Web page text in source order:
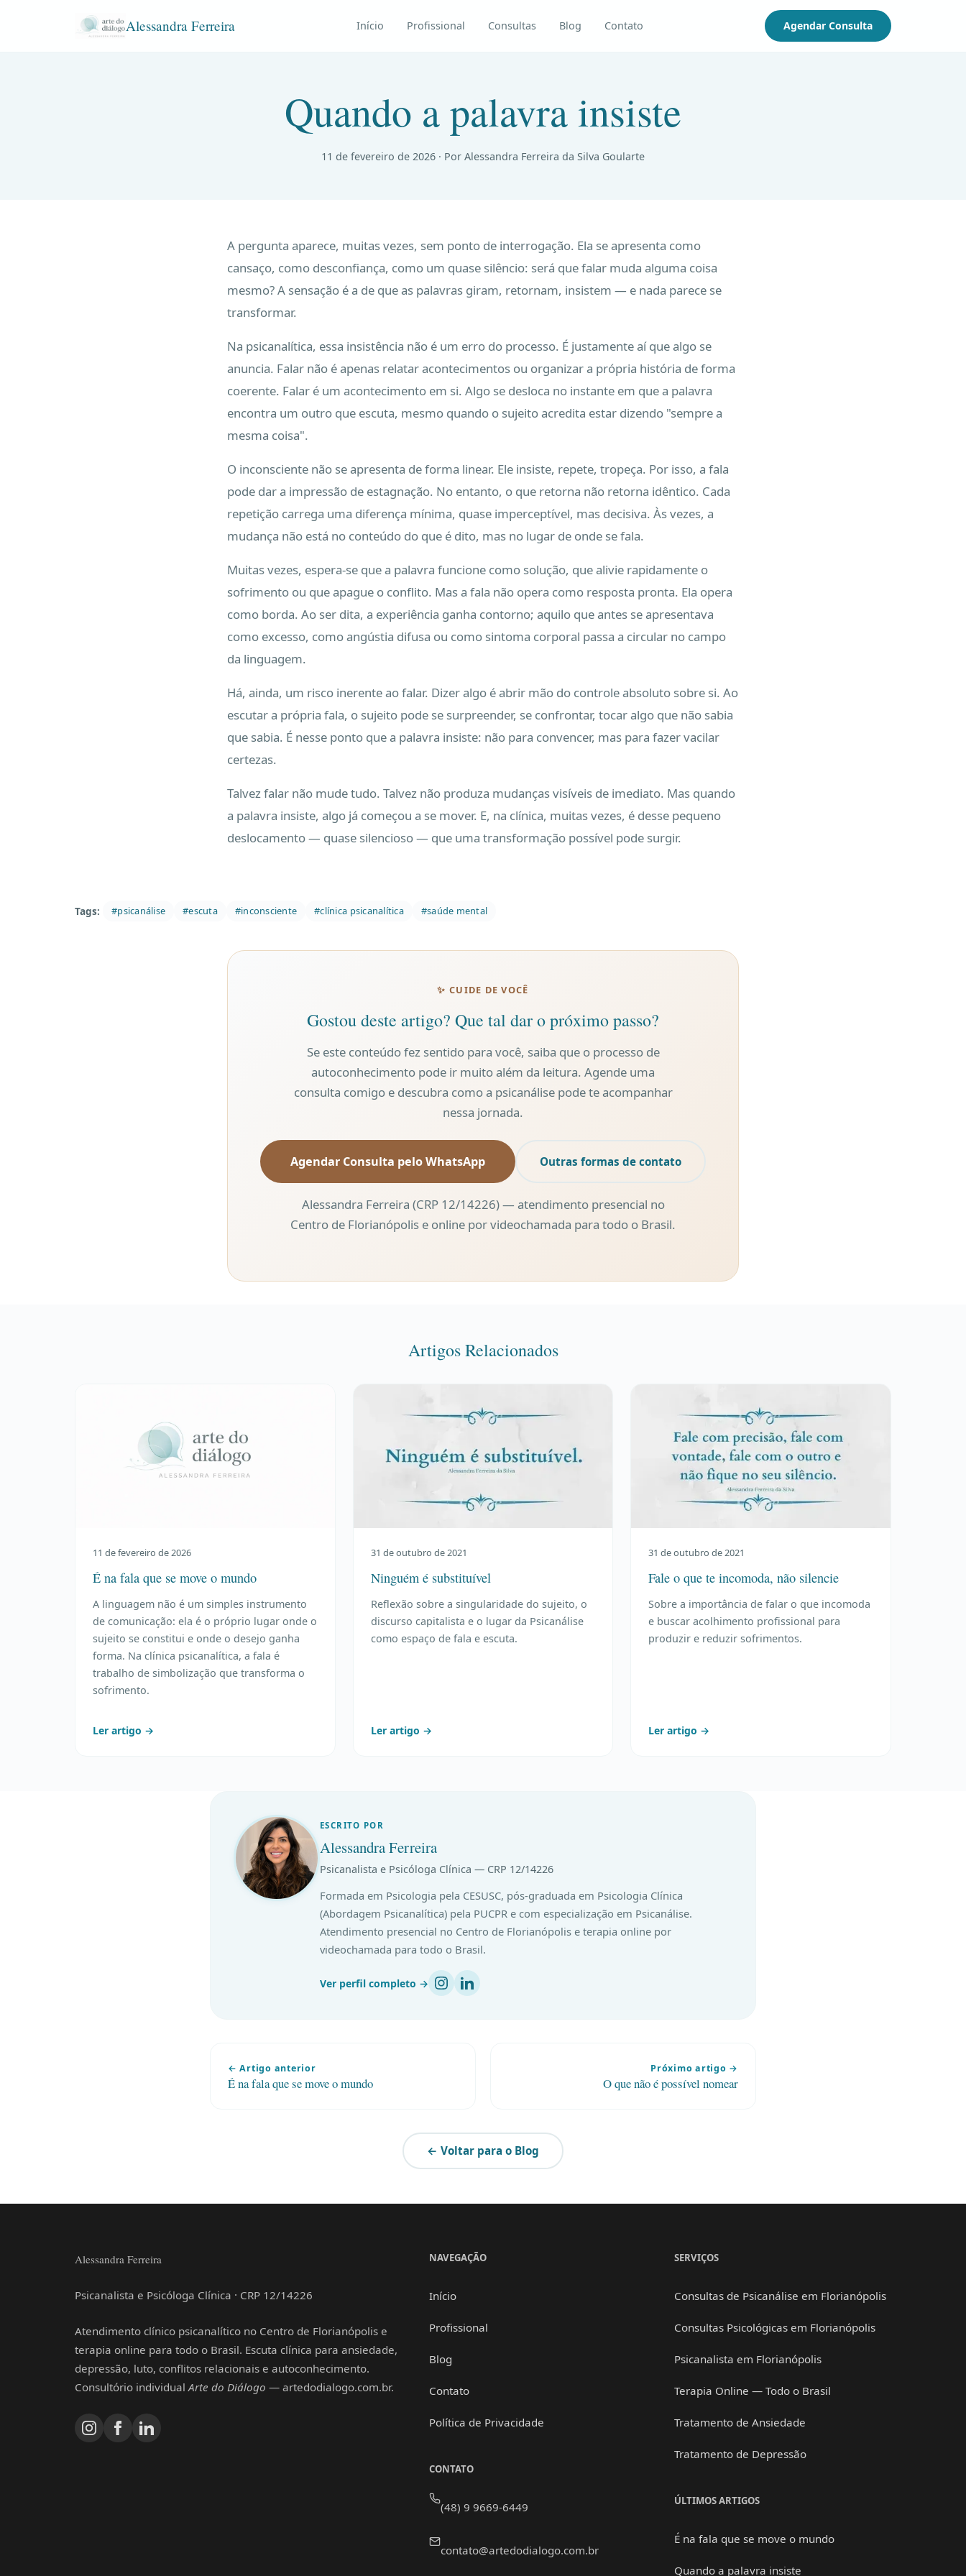
Alessandra Ferreira Início Profissional Consultas Blog Contato Agendar Consulta
Quando a palavra insiste
11 de fevereiro de 2026 · Por Alessandra Ferreira da Silva Goularte
A pergunta aparece, muitas vezes, sem ponto de interrogação. Ela se apresenta como
cansaço, como desconfiança, como um quase silêncio: será que falar muda alguma coisa
mesmo? A sensação é a de que as palavras giram, retornam, insistem — e nada parece se
transformar.
Na psicanalítica, essa insistência não é um erro do processo. É justamente aí que algo se
anuncia. Falar não é apenas relatar acontecimentos ou organizar a própria história de forma
coerente. Falar é um acontecimento em si. Algo se desloca no instante em que a palavra
encontra um outro que escuta, mesmo quando o sujeito acredita estar dizendo "sempre a
mesma coisa".
O inconsciente não se apresenta de forma linear. Ele insiste, repete, tropeça. Por isso, a fala
pode dar a impressão de estagnação. No entanto, o que retorna não retorna idêntico. Cada
repetição carrega uma diferença mínima, quase imperceptível, mas decisiva. Às vezes, a
mudança não está no conteúdo do que é dito, mas no lugar de onde se fala.
Muitas vezes, espera-se que a palavra funcione como solução, que alivie rapidamente o
sofrimento ou que apague o conflito. Mas a fala não opera como resposta pronta. Ela opera
como borda. Ao ser dita, a experiência ganha contorno; aquilo que antes se apresentava
como excesso, como angústia difusa ou como sintoma corporal passa a circular no campo
da linguagem.
Há, ainda, um risco inerente ao falar. Dizer algo é abrir mão do controle absoluto sobre si. Ao
escutar a própria fala, o sujeito pode se surpreender, se confrontar, tocar algo que não sabia
que sabia. É nesse ponto que a palavra insiste: não para convencer, mas para fazer vacilar
certezas.
Talvez falar não mude tudo. Talvez não produza mudanças visíveis de imediato. Mas quando
a palavra insiste, algo já começou a se mover. E, na clínica, muitas vezes, é desse pequeno
deslocamento — quase silencioso — que uma transformação possível pode surgir.
Tags: #psicanálise #escuta #inconsciente #clínica psicanalítica #saúde mental
✨ CUIDE DE VOCÊ
Gostou deste artigo? Que tal dar o próximo passo?
Se este conteúdo fez sentido para você, saiba que o processo de
autoconhecimento pode ir muito além da leitura. Agende uma
consulta comigo e descubra como a psicanálise pode te acompanhar
nessa jornada.
Agendar Consulta pelo WhatsApp Outras formas de contato
Alessandra Ferreira (CRP 12/14226) — atendimento presencial no
Centro de Florianópolis e online por videochamada para todo o Brasil.
Artigos Relacionados
11 de fevereiro de 2026
É na fala que se move o mundo
A linguagem não é um simples instrumento
de comunicação: ela é o próprio lugar onde o
sujeito se constitui e onde o desejo ganha
forma. Na clínica psicanalítica, a fala é
trabalho de simbolização que transforma o
sofrimento.
Ler artigo →
31 de outubro de 2021
Ninguém é substituível
Reflexão sobre a singularidade do sujeito, o
discurso capitalista e o lugar da Psicanálise
como espaço de fala e escuta.
Ler artigo →
31 de outubro de 2021
Fale o que te incomoda, não silencie
Sobre a importância de falar o que incomoda
e buscar acolhimento profissional para
produzir e reduzir sofrimentos.
Ler artigo →
ESCRITO POR
Alessandra Ferreira
Psicanalista e Psicóloga Clínica — CRP 12/14226
Formada em Psicologia pela CESUSC, pós-graduada em Psicologia Clínica
(Abordagem Psicanalítica) pela PUCPR e com especialização em Psicanálise.
Atendimento presencial no Centro de Florianópolis e terapia online por
videochamada para todo o Brasil.
Ver perfil completo →
← Artigo anterior
É na fala que se move o mundo
Próximo artigo →
O que não é possível nomear
← Voltar para o Blog
Alessandra Ferreira
Psicanalista e Psicóloga Clínica · CRP 12/14226
Atendimento clínico psicanalítico no Centro de Florianópolis e
terapia online para todo o Brasil. Escuta clínica para ansiedade,
depressão, luto, conflitos relacionais e autoconhecimento.
Consultório individualArte do Diálogo — artedodialogo.com.br.
NAVEGAÇÃO
Início
Profissional
Blog
Contato
Política de Privacidade
CONTATO
(48) 9 9669-6449
contato@artedodialogo.com.br
SERVIÇOS
Consultas de Psicanálise em Florianópolis
Consultas Psicológicas em Florianópolis
Psicanalista em Florianópolis
Terapia Online — Todo o Brasil
Tratamento de Ansiedade
Tratamento de Depressão
ÚLTIMOS ARTIGOS
É na fala que se move o mundo
Quando a palavra insiste